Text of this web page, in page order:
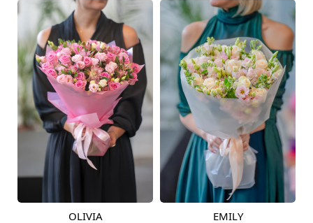
Pieejams šodien
OLIVIA Pieejams šodien
EMILY